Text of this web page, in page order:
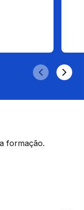
formação.